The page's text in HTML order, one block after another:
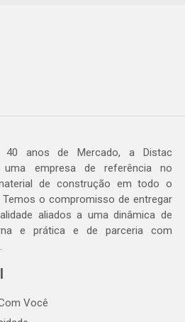
anos de Mercado, a Distac
uma empresa de referência no
de construção em todo o
Temos o compromisso de entregar
aliados a uma dinâmica de
e prática e de parceria com
Você